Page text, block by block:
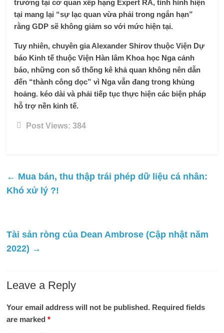
trưởng tại cơ quan xếp hạng Expert RA, tình hình hiện
tại mang lại “sự lạc quan vừa phải trong ngắn hạn”
rằng GDP sẽ không giảm so với mức hiện tại.
Tuy nhiên, chuyên gia Alexander Shirov thuộc Viện Dự
báo Kinh tế thuộc Viện Hàn lâm Khoa học Nga cảnh
báo, những con số thống kê khả quan không nên dẫn
đến “thành công dọc” vì Nga vẫn đang trong khủng
hoảng. kéo dài và phải tiếp tục thực hiện các biện pháp
hỗ trợ nền kinh tế.
Post Views: 384
← Mua bán, thu thập trái phép dữ liệu cá nhân:
Khó xử lý ?!
Tài sản ròng của Dean Ambrose (Cập nhật năm
2022) →
Leave a Reply
Your email address will not be published. Required fields
are marked*